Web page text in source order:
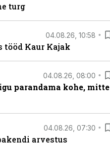
turg
04.08.26, 10:58
Kaur Kajak
04.08.26, 08:00
parandama kohe, mitte
04.08.26, 07:30
arvestus